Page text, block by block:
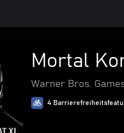
Mortal
Warner Bros.
4